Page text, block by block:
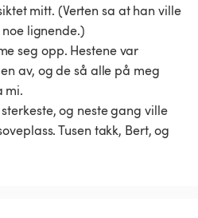
mitt. (Verten sa at han ville
lignende.)
av, og de så alle på meg
mi.
Tusen takk, Bert, og